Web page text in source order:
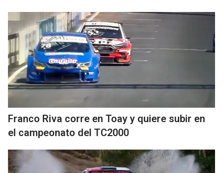
Franco Riva corre en Toay y quiere subir en
el campeonato del TC2000